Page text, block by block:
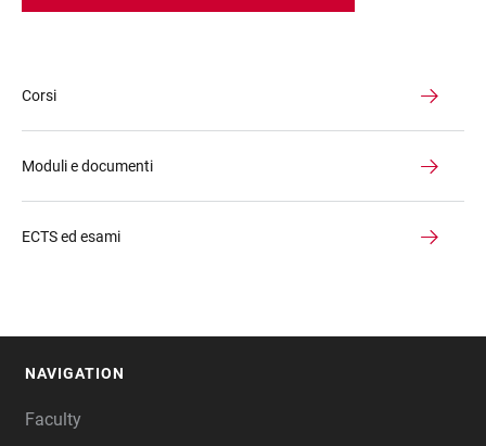
Corsi
Moduli e documenti
ECTS ed esami
NAVIGATION
Faculty